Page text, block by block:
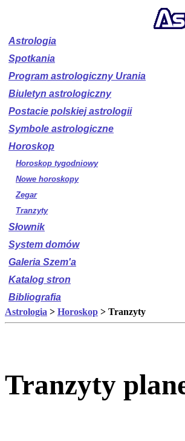
Astrologia
Spotkania
Program astrologiczny Urania
Biuletyn astrologiczny
Postacie polskiej astrologii
Symbole astrologiczne
Horoskop
Horoskop tygodniowy
Nowe horoskopy
Zegar
Tranzyty
Słownik
System domów
Galeria Szem'a
Katalog stron
Bibliografia
Astrologia > Horoskop > Tranzyty
Tranzyty